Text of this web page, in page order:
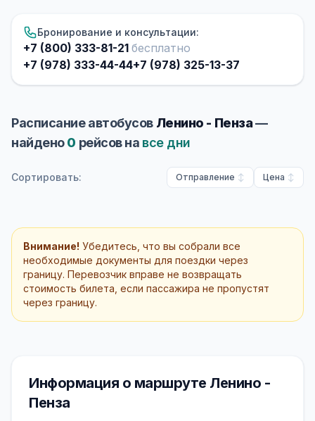
Бронирование и консультации:
+7 (800) 333-81-21 бесплатно
+7 (978) 333-44-44+7 (978) 325-13-37
Расписание автобусов Ленино - Пенза—
найдено0 рейсов на все дни
Сортировать: Отправление Цена
Внимание! Убедитесь, что вы собрали все
необходимые документы для поездки через
границу. Перевозчик вправе не возвращать
стоимость билета, если пассажира не пропустят
через границу.
Информация о маршруте Ленино -
Пенза